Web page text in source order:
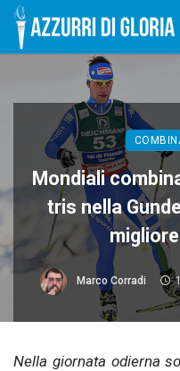
Mondiali
tris nella
Marco Corradi
Nella giornata odierna